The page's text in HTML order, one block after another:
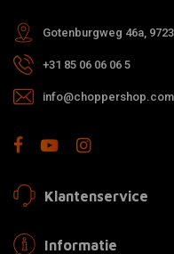
Gotenburgweg 46a,
+31 85 06 06 06 5
info@choppershop.com
Klantenservice
Informatie